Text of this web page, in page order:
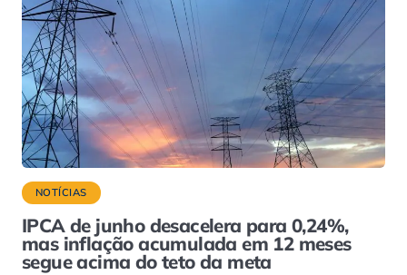
NOTÍCIAS
IPCA de junho desacelera para 0,24%,
mas inflação acumulada em 12 meses
segue acima do teto da meta